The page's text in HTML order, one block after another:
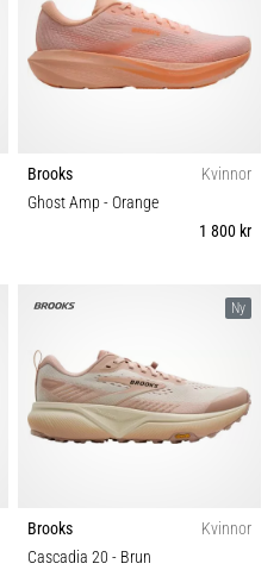
Brooks
Kvinnor
Ghost Amp - Orange
1 800 kr
Ny
Brooks
Kvinnor
Cascadia 20 - Brun